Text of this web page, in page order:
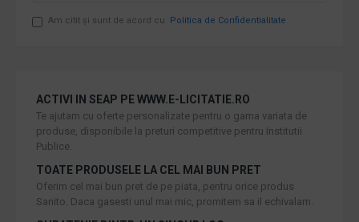
Am citit şi sunt de acord cu Politica de Confidentialitate
ACTIVI IN SEAP PE WWW.E-LICITATIE.RO
Te ajutam cu oferte personalizate pentru o gama variata de
produse, disponibile la preturi competitive pentru Institutii
Publice.
TOATE PRODUSELE LA CEL MAI BUN PRET
Oferim cel mai bun pret de pe piata, pentru orice produs
Sanito. Daca gasesti unul mai mic, promitem sa il echivalam.